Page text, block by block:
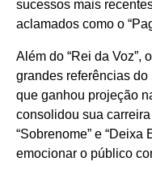
sucessos mais
aclamados como o
Além do “Rei da Voz”,
grandes referências do
que ganhou projeção
consolidou sua carreira
“Sobrenome” e “Deixa
emocionar o público